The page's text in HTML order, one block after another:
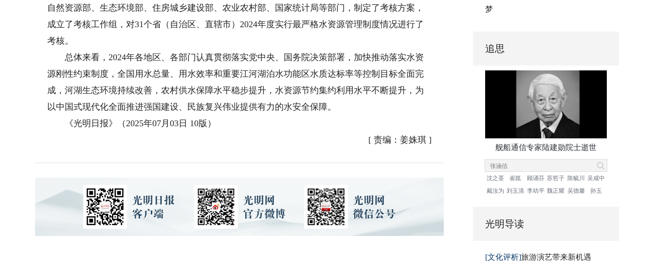
自然资源部、生态环境部、住房城乡建设部、农业农村部、国家统计局等部门，制定了考核方案，
成立了考核工作组，对31个省（自治区、直辖市）2024年度实行最严格水资源管理制度情况进行了
考核。
总体来看，2024年各地区、各部门认真贯彻落实党中央、国务院决策部署，加快推动落实水资
源刚性约束制度，全国用水总量、用水效率和重要江河湖泊水功能区水质达标率等控制目标全面完
成，河湖生态环境持续改善，农村供水保障水平稳步提升，水资源节约集约利用水平不断提升，为
以中国式现代化全面推进强国建设、民族复兴伟业提供有力的水安全保障。
《光明日报》（2025年07月03日 10版）
[ 责编：姜姝琪]
梦
追思
舰船通信专家陆建勋院士逝世
沈之荃 崔崑 顾诵芬 苏哲子 陈毓川
吴咸中
戴汝为 刘玉清 李幼平 魏正耀 吴德馨 孙玉
光明导读
[文化评析]旅游演艺带来新机遇